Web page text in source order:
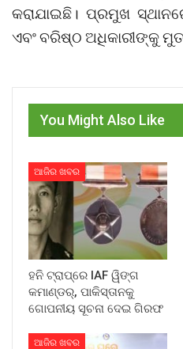
କରାଯାଇଛି। ପ୍ରମୁଖ
ଏବଂ ବରିଷ୍ଠ ଅଧିକାରୀଙ୍କୁ
You Might Also Like
ଆଜିର ଖବର
ହନି ଟ୍ରାପ୍‌ରେ IAF ୱିଙ୍ଗ
କମାଣ୍ଡର୍, ପାକିସ୍ତାନକୁ
ଗୋପନୀୟ ସୂଚନା ଦେଇ ଗିରଫ
ଆଜିର ଖବର